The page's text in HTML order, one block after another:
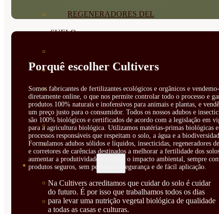
REGENERADORES DEL
SUELO
MATERIAS PRIMAS
PROTECCIÓN CULTIVOS Y
PLANTAS
PLANTAS INTERIOR
GROWPUNCH
SEMILLAS
VER TODAS
BIODINÁMICAS DEMETER
Porquê escolher Cultivers
Somos fabricantes de fertilizantes ecológicos e orgânicos e
diretamente online, o que nos permite controlar todo o processo e
produtos 100% naturais e inofensivos para animais e plantas, e
um preço justo para o consumidor. Todos os nossos adubos e
são 100% biológicos e certificados de acordo com a legislação em
para a agricultura biológica. Utilizamos matérias-primas biológicas e
processos responsáveis que respeitam o solo, a água e a
Formulamos adubos sólidos e líquidos, insecticidas, regeneradores
e corretores de carências destinados a melhorar a fertilidade dos
aumentar a produtividade e reduzir o impacto ambiental, sempre
produtos seguros, sem período de segurança e de fácil aplicação.
Na Cultivers acreditamos que cuidar do solo é cuidar
do futuro. É por isso que trabalhamos todos os dias
para levar uma nutrição vegetal biológica de qualidade
a todas as casas e culturas.